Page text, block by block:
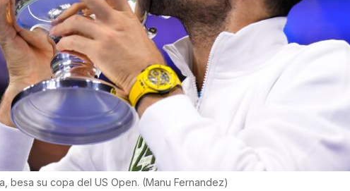
besa su copa del US Open. (Manu Fernandez)